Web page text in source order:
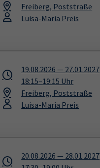
Freiberg, Poststraße
Luisa-Maria Preis
19.08.2026 — 27.01.2027
18:15–19:15 Uhr
Freiberg, Poststraße
Luisa-Maria Preis
20.08.2026 — 28.01.2027